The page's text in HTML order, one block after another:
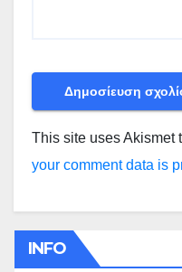
This site uses Akismet
your comment data is
INFO